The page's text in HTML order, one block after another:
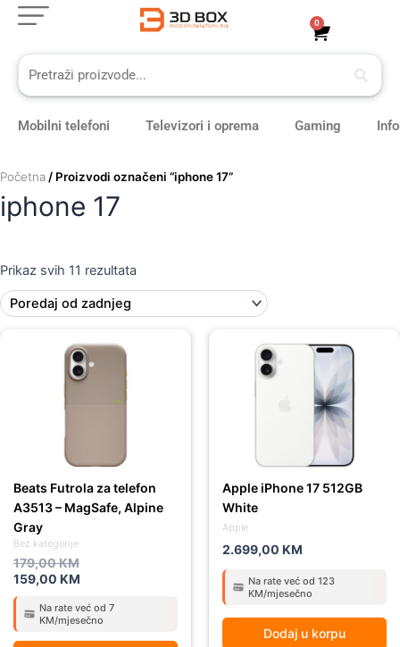
Skip
content
0
Cart
Mobilni telefoni Televizori i oprema Gaming
Početna / Proizvodi označeni “iphone 17”
iphone 17
Prikaz svih 11 rezultata
Sorted
by
latest
Bez kategorije
Beats Futrola za telefon
A3513 – MagSafe, Alpine
Gray
179,00KM
179,00 KM.
159,00 KM
159,00 KM.
Na rate već od 7
KM/mjesečno
Apple
Apple iPhone 17 512GB
White
2.699,00 KM
Na rate već od 123
KM/mjesečno
Dodaj u korpu